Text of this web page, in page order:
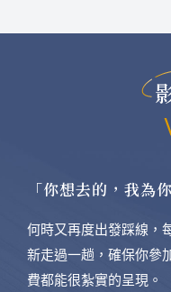
「你想去的，我為
何時又再度出發踩線，
新走過一趟，確保你參
費都能很紮實的呈現。